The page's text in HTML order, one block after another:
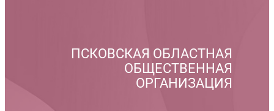
ПСКОВСКАЯ ОБЛАСТНАЯ
ОБЩЕСТВЕННАЯ
ОРГАНИЗАЦИЯ